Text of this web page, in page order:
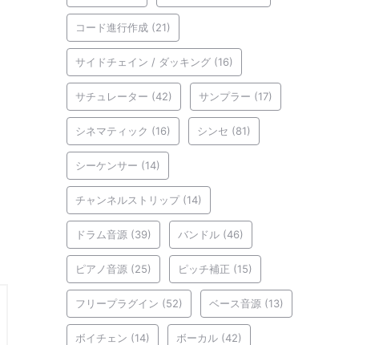
コード進行作成 (21)
サイドチェイン / ダッキング (16)
サチュレーター (42) サンプラー (17)
シネマティック (16) シンセ (81)
シーケンサー (14)
チャンネルストリップ(14)
ドラム音源 (39) バンドル (46)
ピアノ音源 (25) ピッチ補正 (15)
フリープラグイン (52) ベース音源 (13)
ボイチェン (14) ボーカル (42)